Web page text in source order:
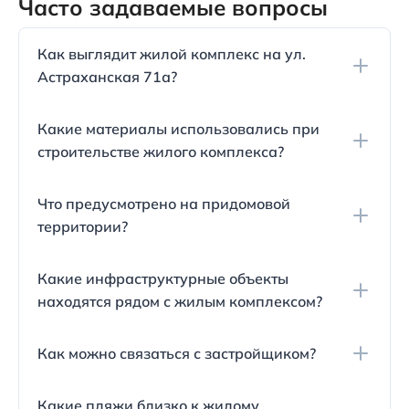
Часто задаваемые вопросы
Как выглядит жилой комплекс на ул.
Астраханская 71а?
высотой в 16 этажей каждая, блокированных
между собой в форме литеры "Г".
Какие материалы использовались при
строительстве жилого комплекса?
технологии с утеплением минеральной ватой
толщиной 10 см. Наружное покрытие выполнено
Что предусмотрено на придомовой
территории?
детская площадка и оборудованы парковочные
места для автомобилей. Также территория
Какие инфраструктурные объекты
находятся рядом с жилым комплексом?
Южный рынок и отделение Сбербанка. Кроме
Как можно связаться с застройщиком?
Какие пляжи близко к жилому